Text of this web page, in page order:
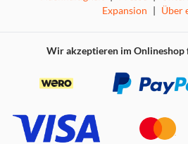
Expansion | Über
Wir akzeptieren im Onlineshop